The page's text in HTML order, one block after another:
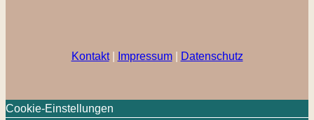
Kontakt| Impressum| Datenschutz
Cookie-Einstellungen